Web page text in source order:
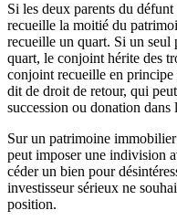
Si les deux parents du
recueille la moitié du
recueille un quart. Si un seul
quart, le conjoint hérite des
conjoint recueille en
dit de droit de retour, qui
succession ou donation
Sur un patrimoine
peut imposer une indivision
céder un bien pour
investisseur sérieux ne
position.